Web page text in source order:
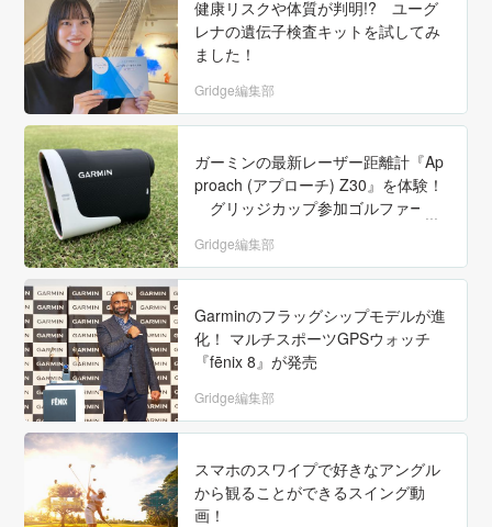
健康リスクや体質が判明!? ユーグ
レナの遺伝子検査キットを試してみ
ました！
Gridge編集部
ガーミンの最新レーザー距離計『Ap
proach (アプローチ) Z30』を体験！
グリッジカップ参加ゴルファーの
Gridge編集部
Garminのフラッグシップモデルが進
化！ マルチスポーツGPSウォッチ
『fēnix 8』が発売
Gridge編集部
スマホのスワイプで好きなアングル
から観ることができるスイング動
画！